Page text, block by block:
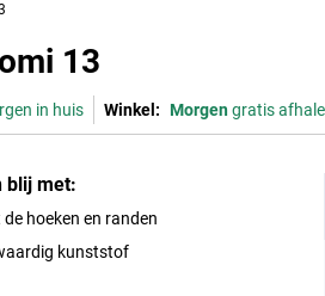
13
in huis Winkel: Morgengratis
blij met:
hoeken en randen
kunststof